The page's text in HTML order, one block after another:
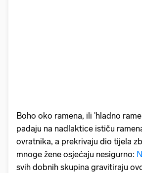
Boho oko ramena, ili 'hladno
padaju na nadlaktice ističu
ovratnika, a prekrivaju dio tijela
mnoge žene osjećaju nesigurno:
svih dobnih skupina gravitiraju